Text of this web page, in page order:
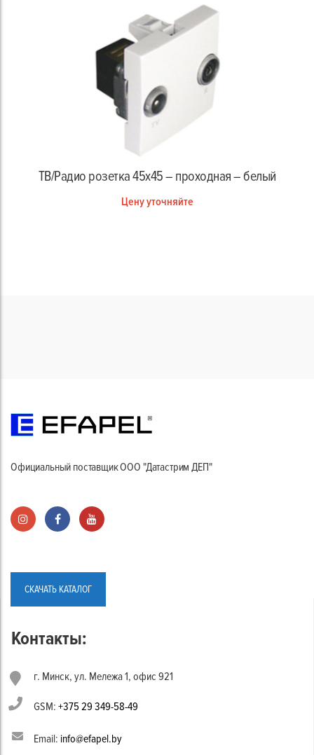
ТВ/Радио розетка 45х45 – проходная – белый
Цену уточняйте
Официальный поставщик ООО "Датастрим ДЕП"
СКАЧАТЬ КАТАЛОГ
Контакты:
г. Минск, ул. Мележа 1, офис 921
GSM: +375 29 349-58-49
Email: info@efapel.by